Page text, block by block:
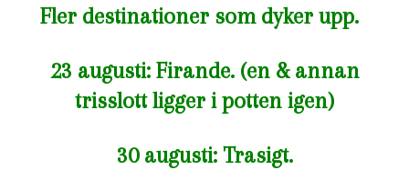
Fler destinationer som dyker upp.
23 augusti: Firande. (en & annan
trisslott ligger i potten igen)
30 augusti: Trasigt.